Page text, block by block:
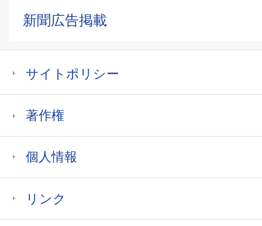
新聞広告掲載
サイトポリシー
著作権
個人情報
リンク